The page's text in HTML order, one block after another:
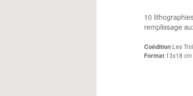
10
remplissage
Coédition Les
Format 13x18 cm